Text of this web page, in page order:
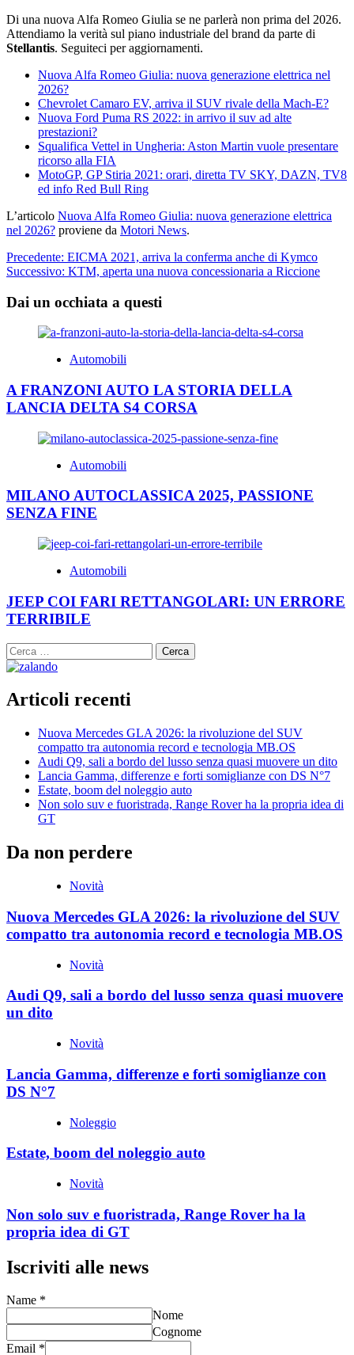
Di una nuova Alfa Romeo Giulia se ne parlerà non prima del 2026.
Attendiamo la verità sul piano industriale del brand da parte di
Stellantis. Seguiteci per aggiornamenti.
Nuova Alfa Romeo Giulia: nuova generazione elettrica nel
2026?
Chevrolet Camaro EV, arriva il SUV rivale della Mach-E?
Nuova Ford Puma RS 2022: in arrivo il suv ad alte
prestazioni?
Squalifica Vettel in Ungheria: Aston Martin vuole presentare
ricorso alla FIA
MotoGP, GP Stiria 2021: orari, diretta TV SKY, DAZN, TV8
ed info Red Bull Ring
L’articolo Nuova Alfa Romeo Giulia: nuova generazione elettrica
nel 2026? proviene da Motori News.
Navigazione
articolo
Precedente: EICMA 2021, arriva la conferma anche di Kymco
Successivo: KTM, aperta una nuova concessionaria a Riccione
Dai un occhiata a questi
Automobili
A FRANZONI AUTO LA STORIA DELLA
LANCIA DELTA S4 CORSA
Automobili
MILANO AUTOCLASSICA 2025, PASSIONE
SENZA FINE
Automobili
JEEP COI FARI RETTANGOLARI: UN ERRORE
TERRIBILE
Ricerca
per:
Articoli recenti
Nuova Mercedes GLA 2026: la rivoluzione del SUV
compatto tra autonomia record e tecnologia MB.OS
Audi Q9, sali a bordo del lusso senza quasi muovere un dito
Lancia Gamma, differenze e forti somiglianze con DS N°7
Estate, boom del noleggio auto
Non solo suv e fuoristrada, Range Rover ha la propria idea di
GT
Da non perdere
Novità
Nuova Mercedes GLA 2026: la rivoluzione del SUV
compatto tra autonomia record e tecnologia MB.OS
Novità
Audi Q9, sali a bordo del lusso senza quasi muovere
un dito
Novità
Lancia Gamma, differenze e forti somiglianze con
DS N°7
Noleggio
Estate, boom del noleggio auto
Novità
Non solo suv e fuoristrada, Range Rover ha la
propria idea di GT
Iscriviti alle news
Name *
Nome
Cognome
Email *